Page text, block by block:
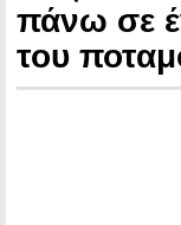
πάνω σε
του